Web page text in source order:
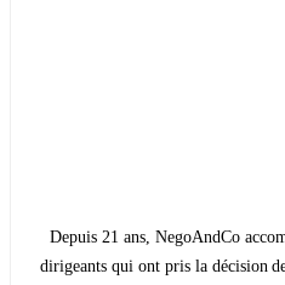
Depuis 21 ans, NegoAndCo
dirigeants qui ont pris la décision